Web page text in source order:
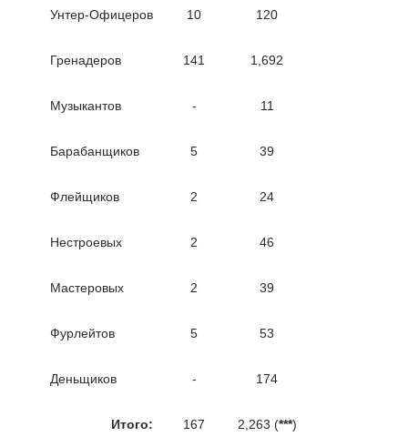
Унтер-Офицеров 10 120
Гренадеров 141 1,692
Музыкантов - 11
Барабанщиков 5 39
Флейщиков 2 24
Нестроевых 2 46
Мастеровых 2 39
Фурлейтов 5 53
Деньщиков - 174
Итого: 167 2,263 (***)